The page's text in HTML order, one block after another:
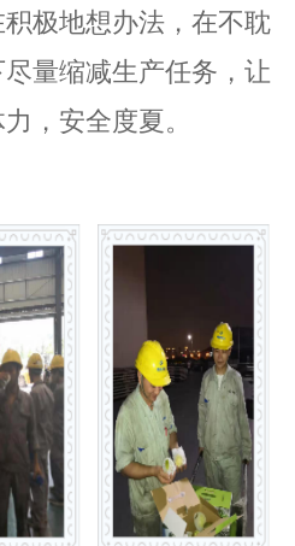
极地想办法，在不耽
量缩减生产任务，让
，安全度夏。